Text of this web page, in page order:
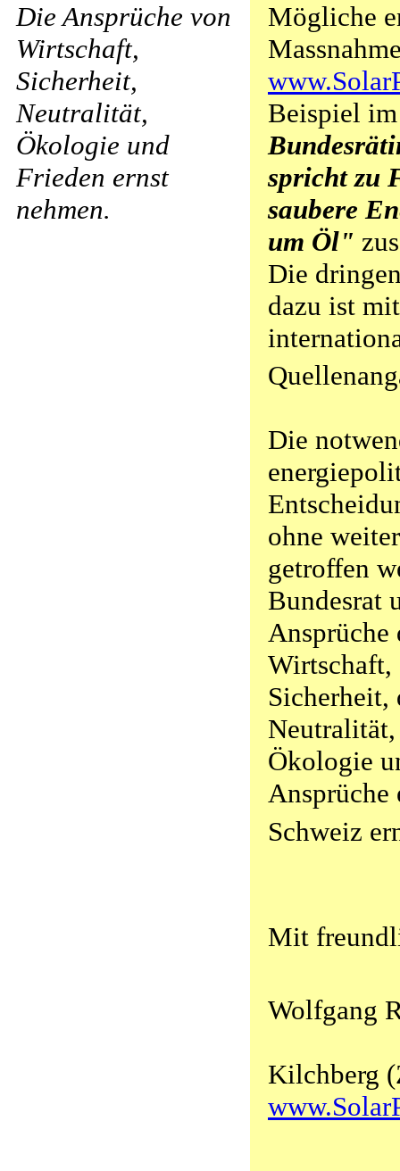
Die Ansprüche von
Wirtschaft,
Sicherheit,
Neutralität,
Ökologie und
Frieden ernst
nehmen.
Mögliche
Beispiel
spricht zu
saubere
um Öl"
Die
dazu ist
Die
ohne
getroffen
Bundesrat
Ansprüche
Wirtschaft,
Sicherheit,
Ökologie
Schweiz
Mit
Wolfgang
Kilchberg